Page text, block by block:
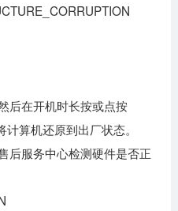
后在开机时长按或点按
算机还原到出厂状态。
后服务中心检测硬件是否正